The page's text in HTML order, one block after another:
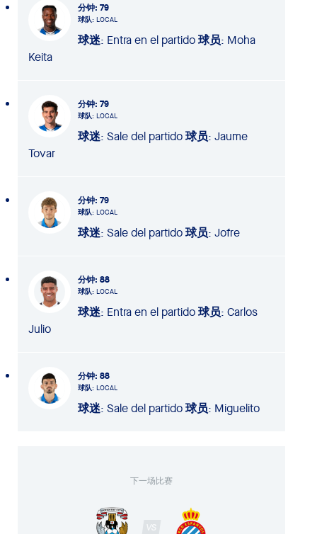
分钟: 79
球队: LOCAL
球迷: Entra en el partido球员: Moha
Keita
分钟: 79
球队: LOCAL
球迷: Sale del partido球员: Jaume
Tovar
分钟: 79
球队: LOCAL
球迷: Sale del partido球员: Jofre
分钟: 88
球队: LOCAL
球迷: Entra en el partido球员: Carlos
Julio
分钟: 88
球队: LOCAL
球迷: Sale del partido球员: Miguelito
下一场比赛
VS